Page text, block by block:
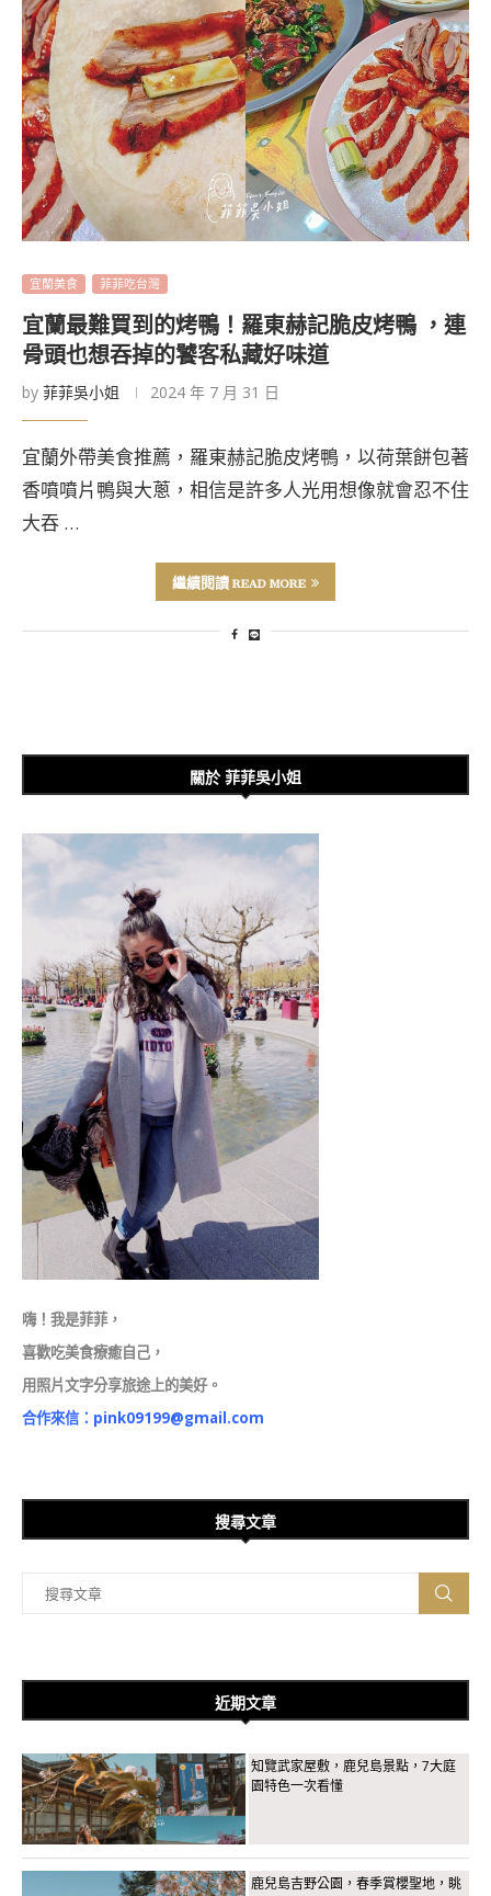
宜蘭美食 菲菲吃台灣
宜蘭最難買到的烤鴨！羅東赫記脆皮烤鴨 ，連
骨頭也想吞掉的饕客私藏好味道
by 菲菲吳小姐 2024 年 7 月 31 日
宜蘭外帶美食推薦，羅東赫記脆皮烤鴨，以荷葉餅包著
香噴噴片鴨與大蔥，相信是許多人光用想像就會忍不住
大吞 …
繼續閱讀 READ MORE
關於 菲菲吳小姐
嗨！我是菲菲，
喜歡吃美食療癒自己，
用照片文字分享旅途上的美好。
合作來信： pink09199@gmail.com
搜尋文章
近期文章
知覽武家屋敷，鹿兒島景點，7大庭
園特色一次看懂
鹿兒島吉野公園，春季賞櫻聖地，眺